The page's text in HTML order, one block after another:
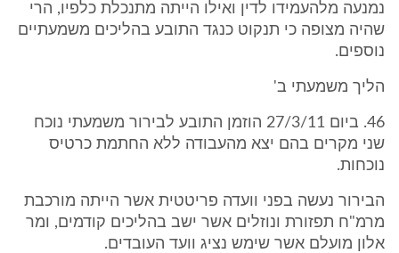
נמנעה מלהעמידו לדין ואילו הייתה מתנכלת כלפיו, הרי
שהיה מצופה כי תנקוט כנגד התובע בהליכים משמעתיים
נוספים.
הליך משמעתי ב'
46. ביום 27/3/11 הוזמן התובע לבירור משמעתי נוכח
שני מקרים בהם יצא מהעבודה ללא החתמת כרטיס
נוכחות.
הבירור נעשה בפני וועדה פריטטית אשר הייתה מורכבת
מרמ"ח תפזורת ונוזלים אשר ישב בהליכים קודמים, ומר
אלון מועלם אשר שימש נציג וועד העובדים.